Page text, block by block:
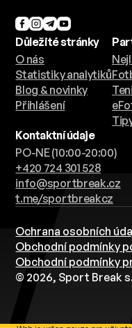
Důležité stránky
O nás
Statistiky analytiků
Blog & novinky
Přihlášení
Kontaktní údaje
PO-NE (10:00-20:00)
+420 724 301 528
info@sportbreak.cz
t.me/sportbreakcz
Ochrana osobních
Obchodní podmínky
Obchodní podmínky
© 2026, Sport Break